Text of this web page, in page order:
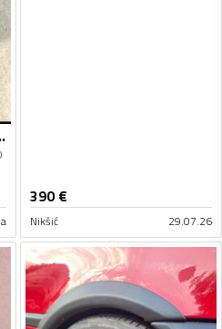
gume
390€
Nikšić 29.07.26